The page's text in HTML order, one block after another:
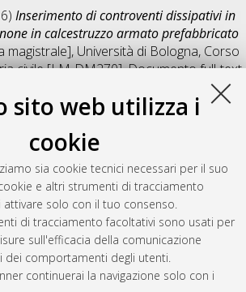
sito web utilizza i
cookie
sia cookie tecnici necessari per il suo
e altri strumenti di tracciamento
solo con il tuo consenso.
di tracciamento facoltativi sono usati per
sull'efficacia della comunicazione
dei comportamenti degli utenti.
continuerai la navigazione solo con i
Inserimento di controventi dissipativi in
in calcestruzzo armato prefabbricato
magistrale], Università di Bologna, Corso
civile [LM-DM270], Documento full-text
citazione
Condividi
per scelta dell'autore. (
Abstract
metadati
del documento: